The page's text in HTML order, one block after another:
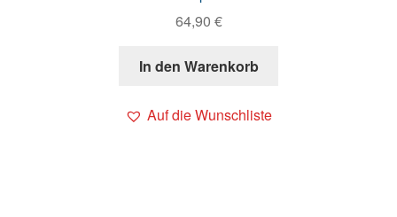
64,90 €
In den Warenkorb
Auf die Wunschliste